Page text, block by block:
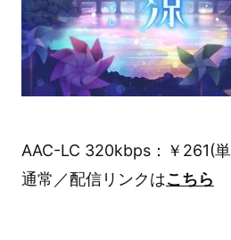
AAC-LC 320kbps：￥261(
通常／配信リンクはこちら